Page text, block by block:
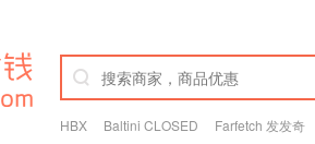
HBX Baltini CLOSED Farfetch 发发奇